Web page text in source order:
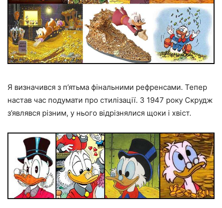
Я визначився з п’ятьма фінальними рефренсами. Тепер
настав час подумати про стилізації. З 1947 року Скрудж
з’являвся різним, у нього відрізнялися щоки і хвіст.